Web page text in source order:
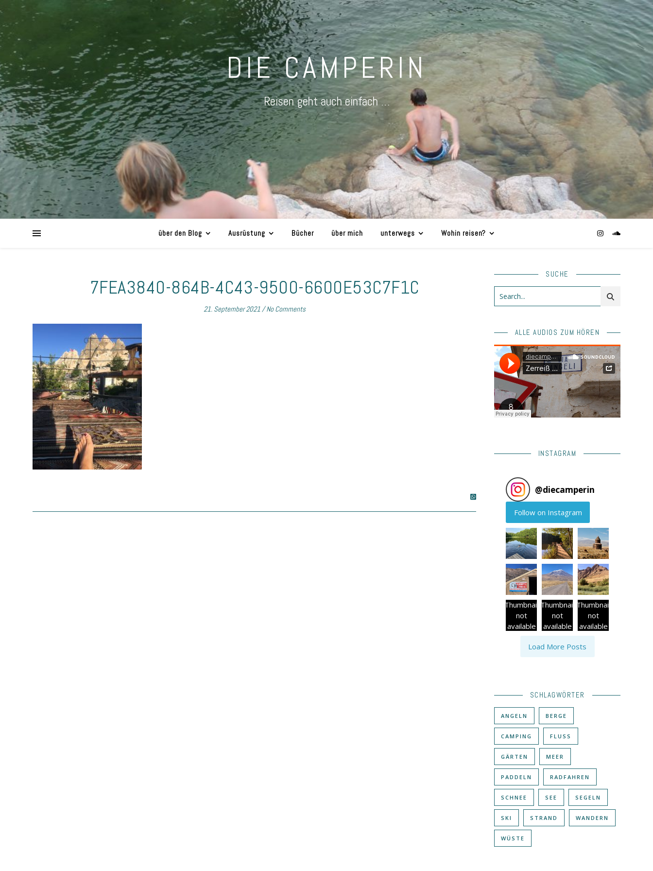
DIE CAMPERIN
Reisen geht auch einfach …
über den Blog Ausrüstung Bücher über mich unterwegs Wohin reisen?
7FEA3840-864B-4C43-9500-6600E53C7F1C
21. September 2021/ No Comments
SUCHE
ALLE AUDIOS ZUM HÖREN
INSTAGRAM
@diecamperin
Follow on Instagram
Thumbnail
not
available
Thumbnail
not
available
Thumbnail
not
available
Load More Posts
SCHLAGWÖRTER
ANGELN BERGE
CAMPING FLUSS
GÄRTEN MEER
PADDELN RADFAHREN
SCHNEE SEE SEGELN
SKI STRAND WANDERN
WÜSTE